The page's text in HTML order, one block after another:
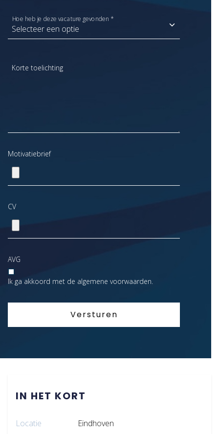
Hoe heb je deze vacature gevonden *
Korte toelichting
Motivatiebrief
CV
AVG
Ik ga akkoord met de algemene voorwaarden.
Versturen
IN HET KORT
Locatie Eindhoven